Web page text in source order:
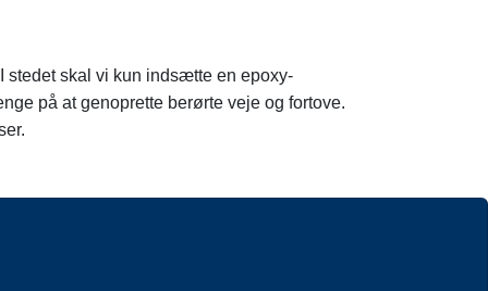
stedet skal vi kun indsætte en epoxy-
på at genoprette berørte veje og fortove.